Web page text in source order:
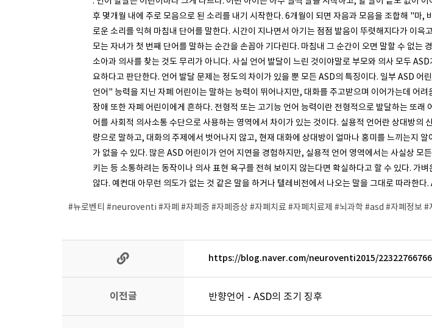
후 몇개월 내에 주로 모음으로 된 소리를 내기 시작한다. 6개월이 되면 자음과 모음을 조합해 "
로운 소리를 익혀 마침내 단어를 말한다. 시간이 지나면서 아기는 점점 발음이 뚜렷해지다가 이
모는 자녀가 첫 번째 단어를 말하는 순간을 손꼽아 기다린다. 마침내 그 순간이 오면 말할 수 없
소아과 의사를 찾는 것도 무리가 아니다. 사실 언어 발달이 느린 것이야말로 부모와 의사 모두
요하다고 판단한다. 언어 발달 문제는 정도의 차이가 있을 뿐 모든 ASD의 특징이다. 일부 ASD
언어" 능력을 지닌 자폐 어린이는 말하는 능력이 뛰어나지만, 대화를 주고받으며 이어가는데 어
장애 또한 자폐 어린이에게 흔하다. 전형적 또는 고기능 언어 능력이란 전형적으로 발달하는 또
어를 사회적 의사소통 수단으로 사용하는 영역에서 차이가 있는 것이다. 실용적 언어란 상대방
량으로 말하고, 대화의 주제에서 벗어나지 않고, 현재 대화에 상대방이 얼마나 홍미를 느끼는지
가 없을 수 있다. 많은 ASD 어린이가 언어 지연을 경험하지만, 실용적 언어 영역에서는 사실상
키는 등 소통하려는 동작이나 의사 표현 욕구를 전혀 보이지 않는다면 확실하다고 할 수 있다. 가
않다. 예컨대 아무런 의도가 없는 것 같은 말을 하거나 텔레비전에서 나오는 말을 그대로 따라한
#뉴로벤티 #neuroventi #자폐 #자폐증 #자폐증상 #자폐치료 #자폐치료제 #뇌과학 #asd #자폐정보 #
https://blog.naver.com/neuroventi2015/
이전글 반향언어 - ASD의 조기 징후